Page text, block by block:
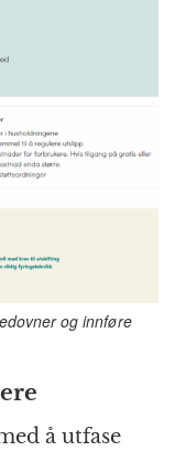
og innføre
å utfase